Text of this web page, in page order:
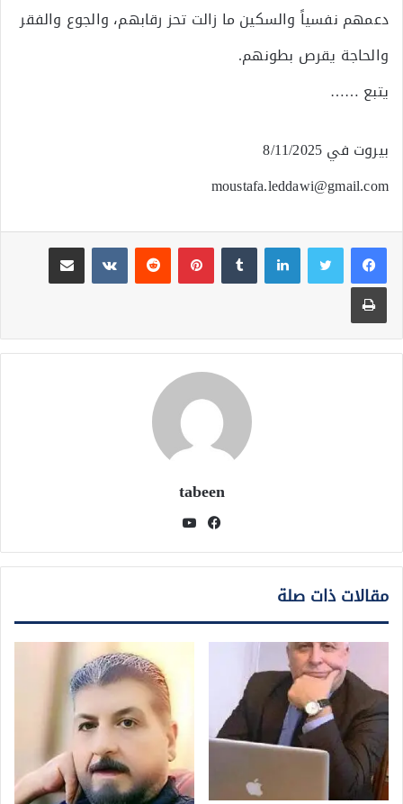
دعمهم نفسياً والسكين ما زالت تحز رقابهم، والجوع والفقر
والحاجة يقرص بطونهم.
يتبع ……
بيروت في 8/11/2025
moustafa.leddawi@gmail.com
لينكدإن بينتيريست
مشاركة عبر البريد
طباعة
tabeen
فيسبوك
مقالات ذات صلة